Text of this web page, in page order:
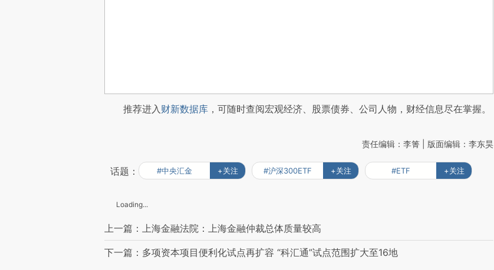
推荐进入财新数据库 ，可随时查阅宏观经济、股票债券、公司人物，财经信息尽在掌握。
责任编辑：李箐 | 版面编辑：李东昊
话题： #中央汇金 +关注 #沪深300ETF +关注 #ETF +关注
Loading...
上一篇：上海金融法院：上海金融仲裁总体质量较高
下一篇：多项资本项目便利化试点再扩容 “科汇通”试点范围扩大至16地